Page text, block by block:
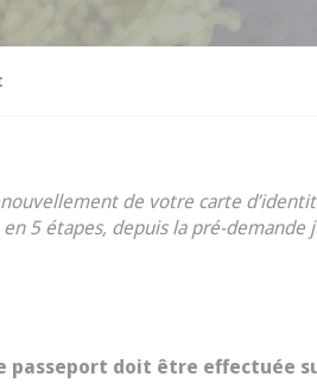
de votre carte
5 étapes, depuis la pré-
passeport doit être effectuée